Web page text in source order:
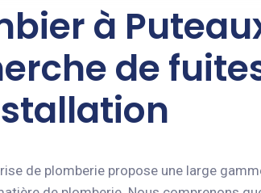
à
de
de plomberie propose une large